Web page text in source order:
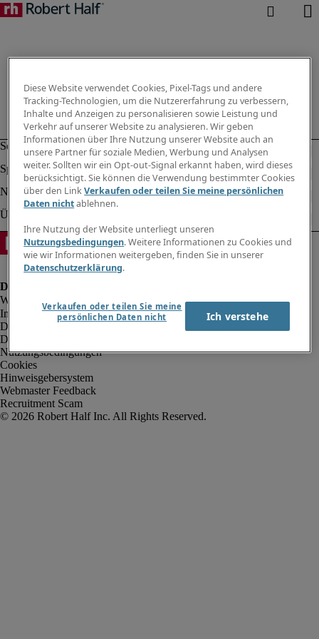
Impressum
Datenschutz
Datenschutz Arbeitnehmer/Zeitarbeitskräfte
Nutzungsbedingungen
Cookies
Hinweisgebersystem
Webmaster Feedback
Recruitment Scam
Diese Website verwendet Cookies, Pixel-Tags und andere
Tracking-Technologien, um die Nutzererfahrung zu verbessern,
Inhalte und Anzeigen zu personalisieren sowie Leistung und
Verkehr auf unserer Website zu analysieren. Wir geben
Informationen über Ihre Nutzung unserer Website auch an
unsere Partner für soziale Medien, Werbung und Analysen
weiter. Sollten wir ein Opt-out-Signal erkannt haben, wird dieses
berücksichtigt. Sie können die Verwendung bestimmter Cookies
über den LinkVerkaufen oder teilen Sie meine persönlichen
Daten nichtablehnen.
Ihre Nutzung der Website unterliegt unseren
Nutzungsbedingungen. Weitere Informationen zu Cookies und
wie wir Informationen weitergeben, finden Sie in unserer
Datenschutzerklärung.
Verkaufen oder teilen Sie meine
persönlichen Daten nicht
Ich verstehe